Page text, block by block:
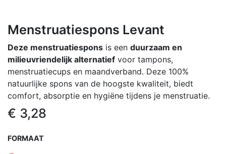
Menstruatiespons Levant
Deze menstruatiespons is een duurzaam en
milieuvriendelijk alternatief voor tampons,
menstruatiecups en maandverband. Deze 100%
natuurlijke spons van de hoogste kwaliteit, biedt
comfort, absorptie en hygiëne tijdens je menstruatie.
€ 3,28
FORMAAT